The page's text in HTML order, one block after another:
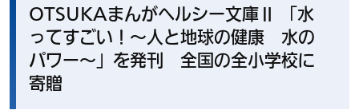
OTSUKAまんがヘルシー文庫Ⅱ 「水
ってすごい！～人と地球の健康 水の
パワー～」を発刊 全国の全小学校に
寄贈